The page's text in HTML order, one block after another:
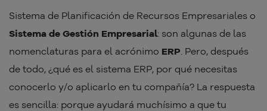
Sistema de Planificación de Recursos Empresariales o
Sistema de Gestión Empresarial: son algunas de las
nomenclaturas para el acrónimo ERP. Pero, después
de todo, ¿qué es el sistema ERP, por qué necesitas
conocerlo y/o aplicarlo en tu compañía? La respuesta
es sencilla: porque ayudará muchísimo a que tu